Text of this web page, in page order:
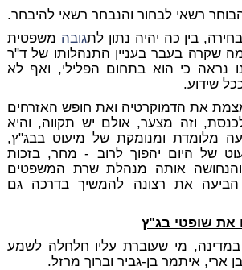
רשאי לבחור והנבחר רשאי להיבחר.
בין כה יהיה נתון לתגובה משפטית
שקרה בעבר בעניין התנהלותו של ד"ר
נראה כי הוא בתחום הפלילי, ואף לא
שידוע.
את הדמוקרטיה ואת חופש האזרחים
וזה מצער, אולם יש תקווה, והיא
מלומדת ומנומקת של מיעוט בבג"ץ,
של היום יהפוך לרוב - מחר, בזכות
אותה מנהלת שרת המשפטים
את רצונה להמשיך בדרכה גם
את שופטי בג"ץ
מי שעוברת עליו חלחלה לשמע
ארי, איתמר בן-גביר וברוך מרזל.